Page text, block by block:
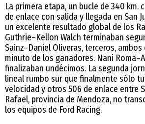
La primera etapa, un bucle de 340 km.
de enlace con salida y llegada en San
un excelente resultado global de los
Guthrie–Kellon Walch terminaban
Sainz–Daniel Oliveras, terceros, ambos
minuto de los ganadores. Nani
finalizaban undécimos. La segunda
lineal rumbo sur que finalmente sólo
velocidad y otros 506 de enlace entre
Rafael, provincia de Mendoza, no
los equipos de Ford Racing.